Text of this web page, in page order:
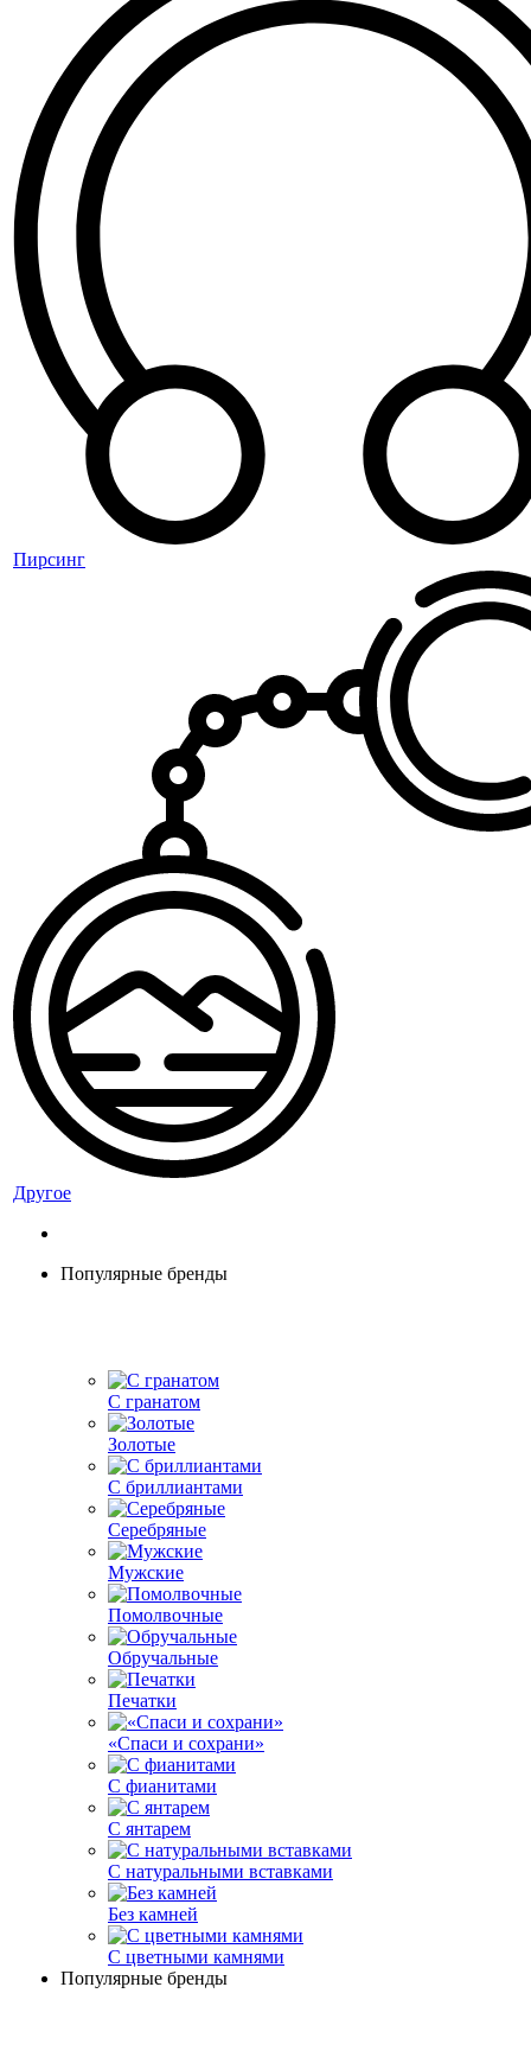
Пирсинг
Другое
Популярные бренды
С гранатом
Золотые
С бриллиантами
Серебряные
Мужские
Помолвочные
Обручальные
Печатки
«Спаси и сохрани»
С фианитами
С янтарем
С натуральными вставками
Без камней
С цветными камнями
Популярные бренды